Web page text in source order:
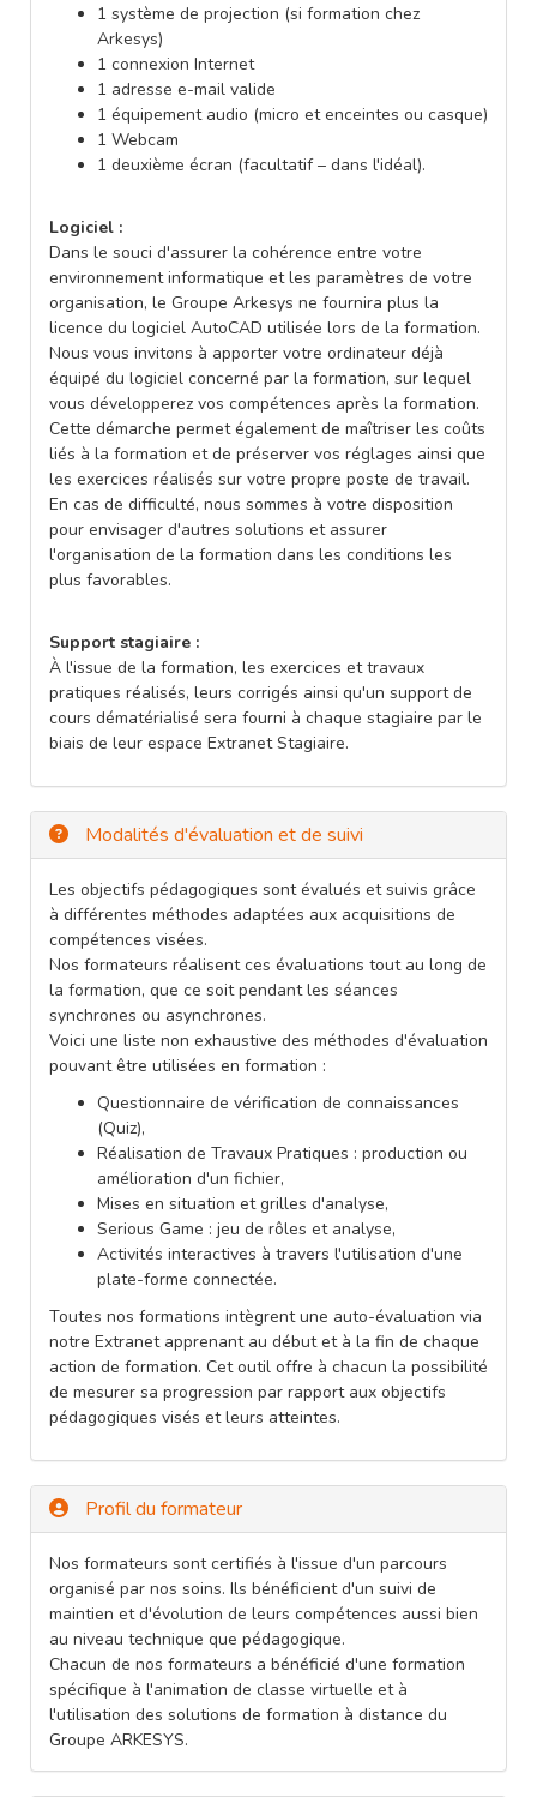
1 système de projection (si formation chez
Arkesys)
1 connexion Internet
1 adresse e-mail valide
1 équipement audio (micro et enceintes ou casque)
1 Webcam
1 deuxième écran (facultatif – dans l'idéal).
Logiciel :
Dans le souci d'assurer la cohérence entre votre
environnement informatique et les paramètres de votre
organisation, le Groupe Arkesys ne fournira plus la
licence du logiciel AutoCAD utilisée lors de la formation.
Nous vous invitons à apporter votre ordinateur déjà
équipé du logiciel concerné par la formation, sur lequel
vous développerez vos compétences après la formation.
Cette démarche permet également de maîtriser les coûts
liés à la formation et de préserver vos réglages ainsi que
les exercices réalisés sur votre propre poste de travail.
En cas de difficulté, nous sommes à votre disposition
pour envisager d'autres solutions et assurer
l'organisation de la formation dans les conditions les
plus favorables.
Support stagiaire :
À l'issue de la formation, les exercices et travaux
pratiques réalisés, leurs corrigés ainsi qu'un support de
cours dématérialisé sera fourni à chaque stagiaire par le
biais de leur espace Extranet Stagiaire.
Modalités d'évaluation et de suivi
Les objectifs pédagogiques sont évalués et suivis grâce
à différentes méthodes adaptées aux acquisitions de
compétences visées.
Nos formateurs réalisent ces évaluations tout au long de
la formation, que ce soit pendant les séances
synchrones ou asynchrones.
Voici une liste non exhaustive des méthodes d'évaluation
pouvant être utilisées en formation :
Questionnaire de vérification de connaissances
(Quiz),
Réalisation de Travaux Pratiques : production ou
amélioration d'un fichier,
Mises en situation et grilles d'analyse,
Serious Game : jeu de rôles et analyse,
Activités interactives à travers l'utilisation d'une
plate-forme connectée.
Toutes nos formations intègrent une auto-évaluation via
notre Extranet apprenant au début et à la fin de chaque
action de formation. Cet outil offre à chacun la possibilité
de mesurer sa progression par rapport aux objectifs
pédagogiques visés et leurs atteintes.
Profil du formateur
Nos formateurs sont certifiés à l'issue d'un parcours
organisé par nos soins. Ils bénéficient d'un suivi de
maintien et d'évolution de leurs compétences aussi bien
au niveau technique que pédagogique.
Chacun de nos formateurs a bénéficié d'une formation
spécifique à l'animation de classe virtuelle et à
l'utilisation des solutions de formation à distance du
Groupe ARKESYS.